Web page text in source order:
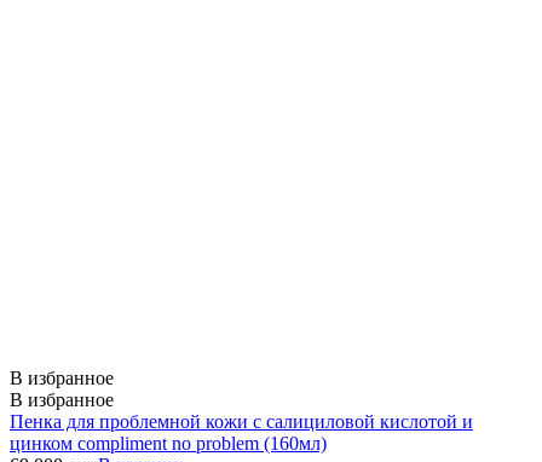
В избранное
В избранное
Пенка для проблемной кожи c салициловой кислотой и
цинком compliment no problem (160мл)